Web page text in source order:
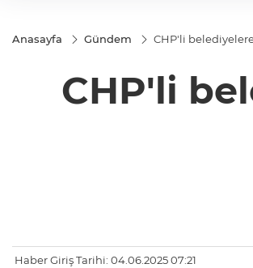
Anasayfa Gündem CHP'li
CHP'li
Haber Giriş Tarihi: 04.06.2025 07:21